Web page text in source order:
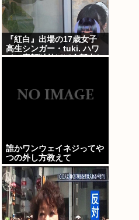
『紅白』出場の17歳女子
高生シンガー・tuki. ハワ
イで素顔以外ほぼ全部出し
誰かワンウェイネジってや
つの外し方教えて